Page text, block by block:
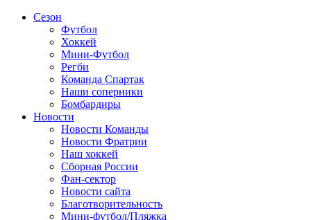
Сезон
Футбол
Хоккей
Мини-Футбол
Регби
Команда Спартак
Наши соперники
Бомбардиры
Новости
Новости Команды
Новости Фратрии
Наш хоккей
Сборная России
Фан-cектор
Новости сайта
Благотворительность
Мини-футбол/Пляжка